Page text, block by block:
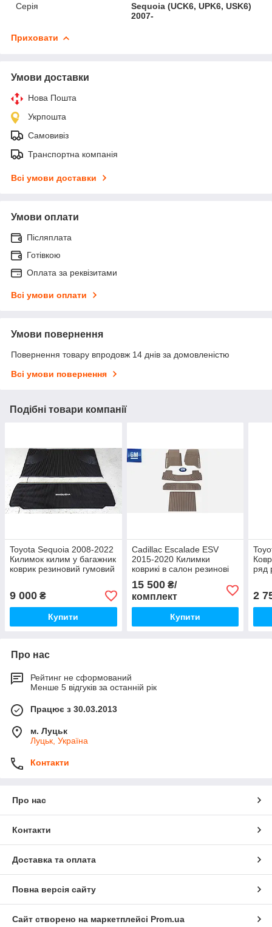
Серія
Sequoia (UCK6, UPK6, USK6)
2007-
Приховати
Умови доставки
Нова Пошта
Укрпошта
Самовивіз
Транспортна компанія
Всі умови доставки
Умови оплати
Післяплата
Готівкою
Оплата за реквізитами
Всі умови оплати
Умови повернення
Повернення товару впродовж 14 днів за домовленістю
Всі умови повернення
Подібні товари компанії
Toyota Sequoia 2008-2022
Килимок килим у багажник
коврик резиновий гумовий
9 000 ₴
Купити
Cadillac Escalade ESV
2015-2020 Килимки
коврикі в салон резинові
гумові бежеві 3 ряди Нові
Оригінал
15 500₴/
комплект
Купити
ряд
2
Про нас
Рейтинг не сформований
Менше 5 відгуків за останній рік
Працює з 30.03.2013
м. Луцьк
Луцьк, Україна
Контакти
Про нас
Контакти
Доставка та оплата
Повна версія сайту
Сайт створено на маркетплейсі Prom.ua